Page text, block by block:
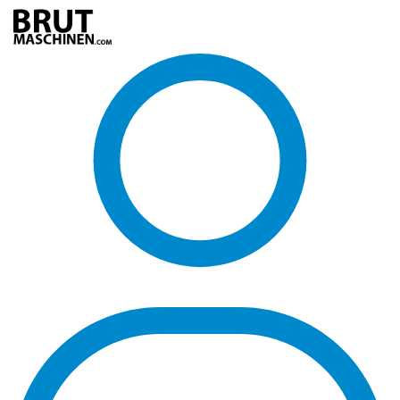
Direkt
zum
Inhalt